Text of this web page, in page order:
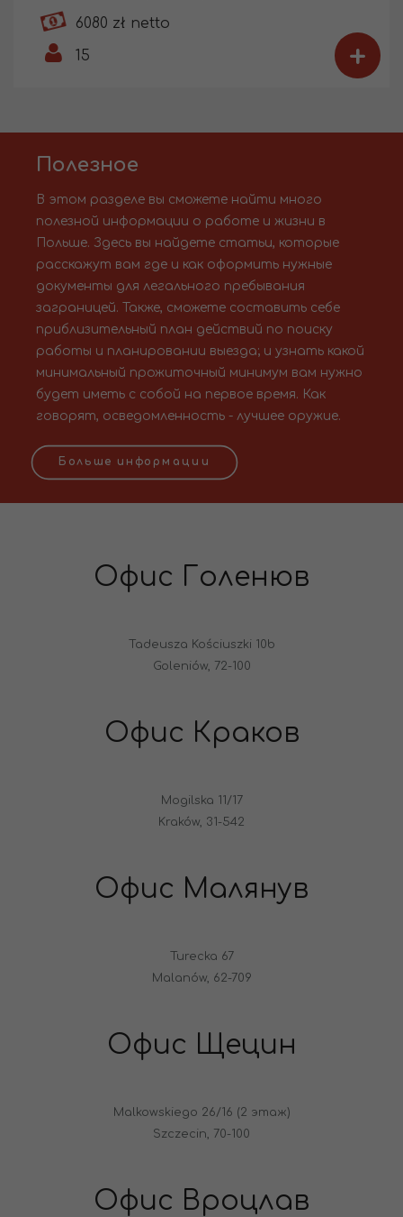
6080 zł netto
15
+
Полезное
В этом разделе вы сможете найти много
полезной информации о работе и жизни в
Польше. Здесь вы найдете статьи, которые
расскажут вам где и как оформить нужные
документы для легального пребывания
заграницей. Также, сможете составить себе
приблизительный план действий по поиску
работы и планировании выезда; и узнать какой
минимальный прожиточный минимум вам нужно
будет иметь с собой на первое время. Как
говорят, осведомленность - лучшее оружие.
Больше информации
Офис Голенюв
Tadeusza Kościuszki 10b
Goleniów, 72-100
Офис Краков
Mogilska 11/17
Kraków, 31-542
Офис Малянув
Turecka 67
Malanów, 62-709
Офис Щецин
Malkowskiego 26/16 (2 этаж)
Szczecin, 70-100
Офис Вроцлав